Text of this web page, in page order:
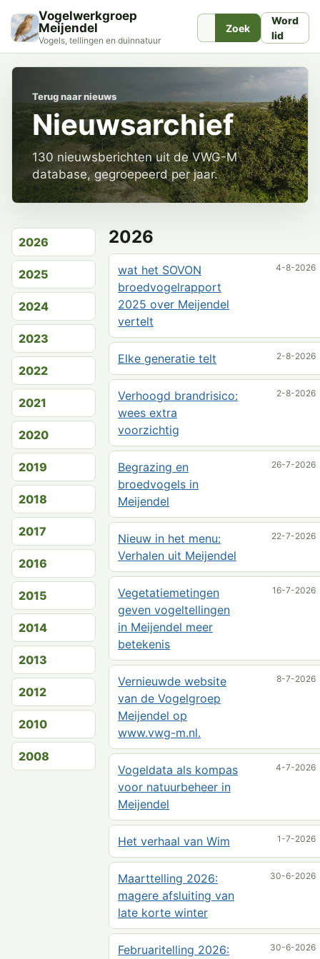
Vogelwerkgroep
Meijendel
Vogels, tellingen en duinnatuur
Zoek
Word
lid
Terug naar nieuws
Nieuwsarchief
130 nieuwsberichten uit de VWG-M
database, gegroepeerd per jaar.
2026
2025
2024
2023
2022
2021
2020
2019
2018
2017
2016
2015
2014
2013
2012
2010
2008
2026
wat het SOVON
broedvogelrapport
2025 over Meijendel
vertelt
4-8-2026
Elke generatie telt 2-8-2026
Verhoogd brandrisico:
wees extra
voorzichtig
2-8-2026
Begrazing en
broedvogels in
Meijendel
26-7-2026
Nieuw in het menu:
Verhalen uit Meijendel
22-7-2026
Vegetatiemetingen
geven vogeltellingen
in Meijendel meer
betekenis
16-7-2026
Vernieuwde website
van de Vogelgroep
Meijendel op
www.vwg-m.nl.
8-7-2026
Vogeldata als kompas
voor natuurbeheer in
Meijendel
4-7-2026
Het verhaal van Wim 1-7-2026
Maarttelling 2026:
magere afsluiting van
late korte winter
30-6-2026
Februaritelling 2026:
30-6-2026